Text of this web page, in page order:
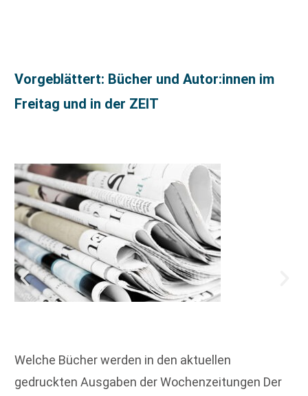
Vorgeblättert: Bücher und Autor:innen im
Freitag und in der ZEIT
Welche Bücher werden in den aktuellen
gedruckten Ausgaben der Wochenzeitungen Der